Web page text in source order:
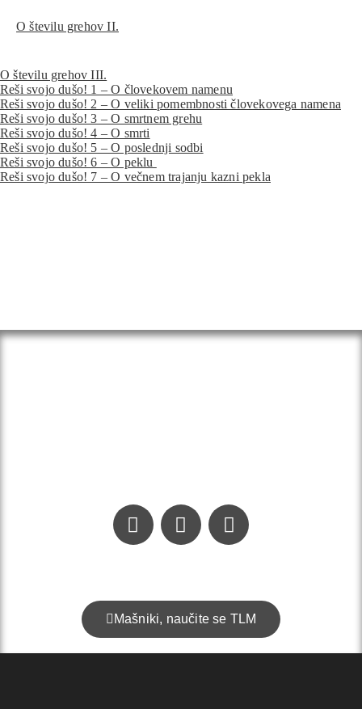
O številu grehov II.
O številu grehov III.
Reši svojo dušo! 1 – O človekovem namenu
Reši svojo dušo! 2 – O veliki pomembnosti človekovega namena
Reši svojo dušo! 3 – O smrtnem grehu
Reši svojo dušo! 4 – O smrti
Reši svojo dušo! 5 – O poslednji sodbi
Reši svojo dušo! 6 – O peklu
Reši svojo dušo! 7 – O večnem trajanju kazni pekla
Mašniki, naučite se TLM